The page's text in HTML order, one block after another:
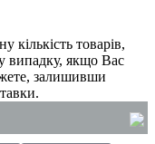
товарів,
випадку, якщо Вас
залишивши